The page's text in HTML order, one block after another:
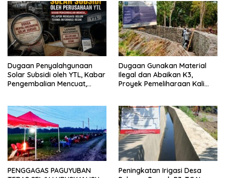
dengan SPEKTANI
Dugaan Penyalahgunaan
Solar Subsidi oleh YTL, Kabar
Pengembalian Mencuat,
Dugaan Gunakan Material
Ilegal dan Abaikan K3,
Proyek Pemeliharaan Kali
Warga
PENGGAGAS PAGUYUBAN
Peningkatan Irigasi Desa